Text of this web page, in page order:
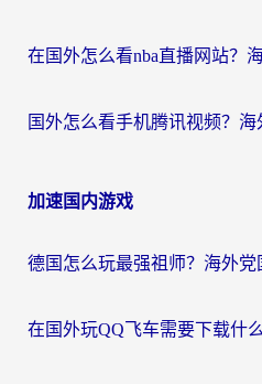
加速国内游戏